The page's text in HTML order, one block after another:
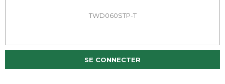
TWD060STP-T
SE CONNECTER